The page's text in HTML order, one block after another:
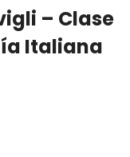
– Clase
Italiana